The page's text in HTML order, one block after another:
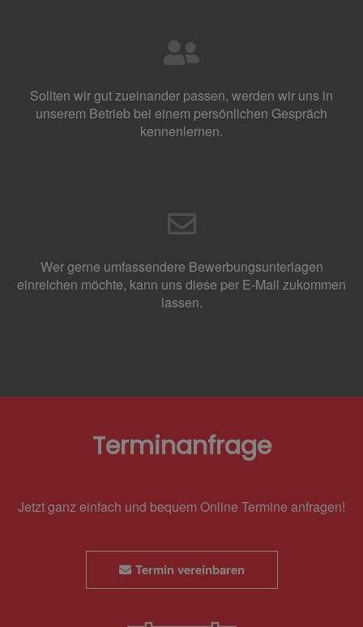
Sollten wir gut zueinander passen, werden wir uns in
unserem Betrieb bei einem persönlichen Gespräch
kennenlernen.
Wer gerne umfassendere Bewerbungsunterlagen
einreichen möchte, kann uns diese per E-Mail zukommen
lassen.
Terminanfrage
Jetzt ganz einfach und bequem Online Termine anfragen!
Termin vereinbaren